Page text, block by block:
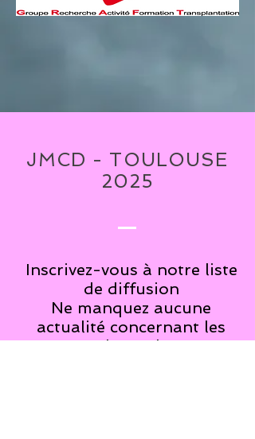
JMCD - TOULOUSE
2025
Inscrivez-vous à notre liste
de diffusion
Ne manquez aucune
actualité concernant les
JMCD de Toulouse !!!